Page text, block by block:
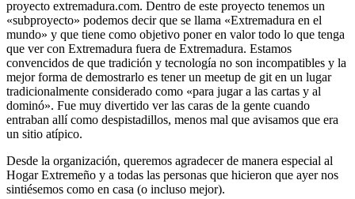
proyecto extremadura.com. Dentro de este proyecto tenemos un
«subproyecto» podemos decir que se llama «Extremadura en el
mundo» y que tiene como objetivo poner en valor todo lo que tenga
que ver con Extremadura fuera de Extremadura. Estamos
convencidos de que tradición y tecnología no son incompatibles y la
mejor forma de demostrarlo es tener un meetup de git en un lugar
tradicionalmente considerado como «para jugar a las cartas y al
dominó». Fue muy divertido ver las caras de la gente cuando
entraban allí como despistadillos, menos mal que avisamos que era
un sitio atípico.
Desde la organización, queremos agradecer de manera especial al
Hogar Extremeño y a todas las personas que hicieron que ayer nos
sintiésemos como en casa (o incluso mejor).